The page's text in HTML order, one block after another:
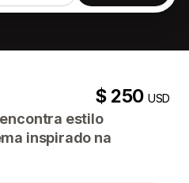
$ 250USD
estilo
inspirado na